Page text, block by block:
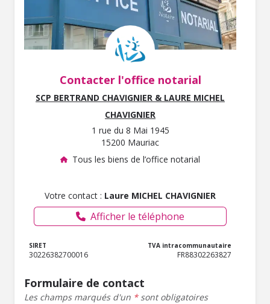
Contacter l'office notarial
SCP BERTRAND CHAVIGNIER & LAURE MICHEL
CHAVIGNIER
1 rue du 8 Mai 1945
15200 Mauriac
Tous les biens de l’office notarial
Votre contact : Laure MICHEL CHAVIGNIER
Afficher le téléphone
SIRET
30226382700016
TVA intracommunautaire
FR88302263827
Formulaire de contact
Les champs marqués d'un *sont obligatoires